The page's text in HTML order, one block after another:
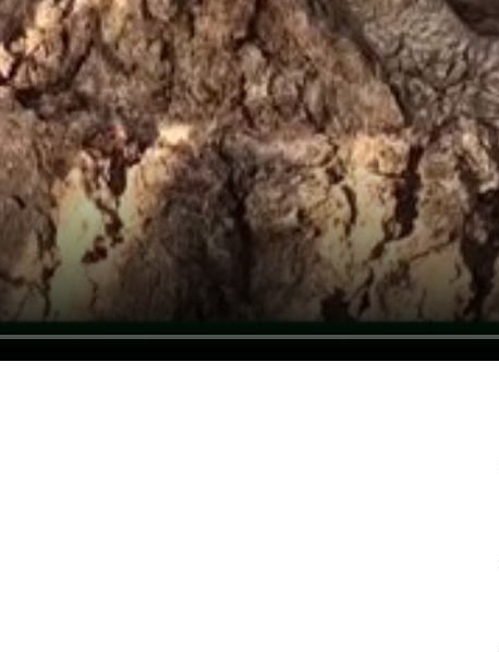
خبرنگاران در تحقق امنیت روانی جامعه و امنیت
غذایی کشور نقش مؤثر و ماندگار دارند
ایران به برنامه جهانی مقابله با بیماری‌های دامی
فرامرزی پیوست
خبرنگار میان واقعیت و افکار عمومی پل می‌زند/
نقد منصفانه و حرفه‌ای فرصتی برای اصلاح و
پیشرفت
تولید قزل‌آلا در کشور از ۲۷۳ هزار تن عبور کرد
تسریع در اجرای تفاهم‌نامه‌های همکاری در طرح